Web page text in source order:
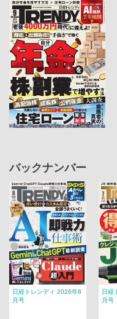
バックナンバー
日経トレンディ 2026年8
月号
日経
月号